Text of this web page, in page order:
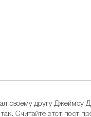
своему другу Джеймсу
Считайте этот пост